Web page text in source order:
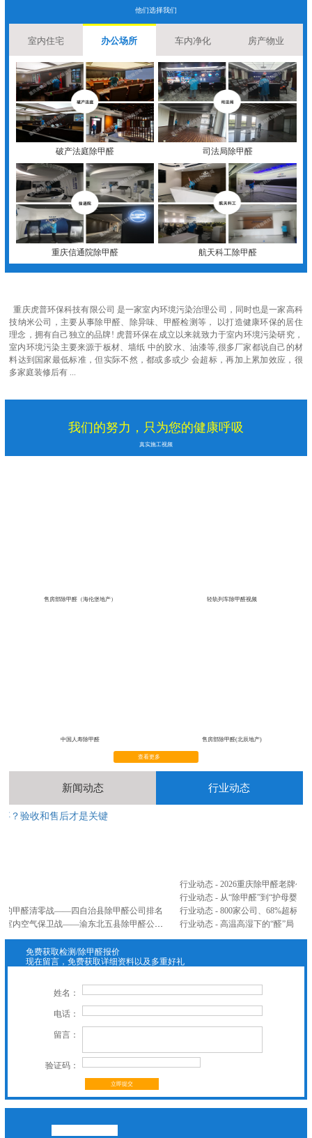
他们选择我们
室内住宅 办公场所 车内净化 房产物业
破产法庭除甲醛 司法局除甲醛
重庆信通院除甲醛 航天科工除甲醛
重庆虎普环保科技有限公司 是一家室内环境污染治理公司，同时也是一家高科
技纳米公司，主要从事除甲醛、除异味、甲醛检测等， 以打造健康环保的居住
理念，拥有自己独立的品牌! 虎普环保在成立以来就致力于室内环境污染研究，
室内环境污染主要来源于板材、墙纸 中的胶水、油漆等,很多厂家都说自己的材
料达到国家最低标准，但实际不然，都或多或少 会超标，再加上累加效应，很
多家庭装修后有 ...
我们的努力，只为您的健康呼吸
真实施工视频
售房部除甲醛（海伦堡地产） 轻轨列车除甲醛视频
中国人寿除甲醛 售房部除甲醛(北辰地产)
查看更多
新闻动态 行业动态
？验收和售后才是关键
的甲醛清零战——四自治县除甲醛公司排名
公司新闻 - 忠县、云阳、奉节、巫山、巫溪五县联防篇：三峡库区腹地，打响室内空气保卫战——渝东北五县除甲醛公司排名
行业动态 - 2026重庆除甲醛老牌
行业动态 - 从“除甲醛”到“护母婴”
行业动态 - 高温高湿下的“醛”局：
免费获取检测/除甲醛报价
现在留言，免费获取详细资料以及多重好礼
姓名：
电话：
留言：
验证码：
立即提交